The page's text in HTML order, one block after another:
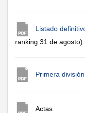
Listado
ranking 31 de agosto)
Primera división
Actas